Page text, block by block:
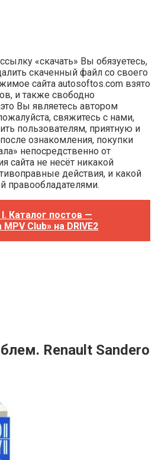
«скачать» Вы обязуетесь,
скаченный файл со своего
сайта autosoftos.com взято
и также свободно
Вы являетесь автором
свяжитесь с нами,
пользователям, приятную и
ознакомления, покупки
непосредственно от
сайта не несёт никакой
действия, и какой
правообладателями.
I. Каталог постов —
Club» на DRIVE2
Renault Sandero